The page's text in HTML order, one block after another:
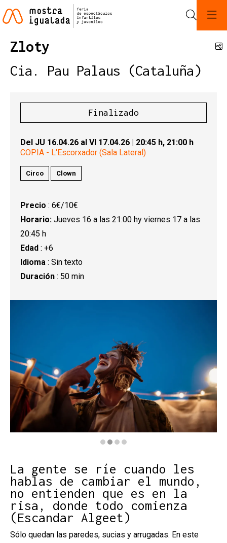
Zloty
Cia. Pau Palaus (Cataluña)
Finalizado
Del JU 16.04.26 al VI 17.04.26 | 20:45 h, 21:00 h
COPIA - L'Escorxador (Sala Lateral)
Circo Clown
Precio : 6€/10€
Horario: Jueves 16 a las 21:00 hy viernes 17 a las
20:45 h
Edad : +6
Idioma : Sin texto
Duración : 50 min
La gente se ríe cuando les
hablas de cambiar el mundo,
no entienden que es en la
risa, donde todo comienza
(Escandar Algeet)
Sólo quedan las paredes, sucias y arrugadas. En este